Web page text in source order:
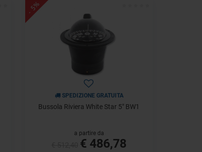
- 5%
SPEDIZIONE GRATUITA
Bussola Riviera White Star 5" BW1
a partire da
€ 486,78